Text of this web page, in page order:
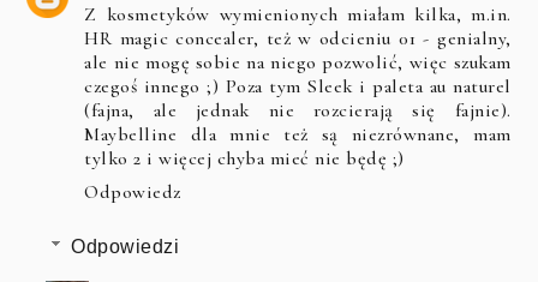
Z kosmetyków wymienionych miałam kilka, m.in.
HR magic concealer, też w odcieniu 01 - genialny,
ale nie mogę sobie na niego pozwolić, więc szukam
czegoś innego ;) Poza tym Sleek i paleta au naturel
(fajna, ale jednak nie rozcierają się fajnie).
Maybelline dla mnie też są niezrównane, mam
tylko 2 i więcej chyba mieć nie będę ;)
Odpowiedz
Odpowiedzi